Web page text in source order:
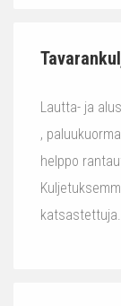
Lautta- ja
,
helppo
katsastettuja.